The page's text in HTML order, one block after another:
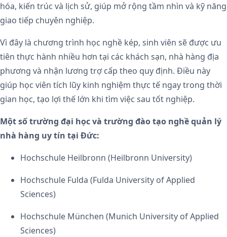
hóa, kiến trúc và lịch sử, giúp mở rộng tầm nhìn và kỹ năng
giao tiếp chuyên nghiệp.
Vì đây là chương trình học nghề kép, sinh viên sẽ được ưu
tiên thực hành nhiều hơn tại các khách sạn, nhà hàng địa
phương và nhận lương trợ cấp theo quy định. Điều này
giúp học viên tích lũy kinh nghiệm thực tế ngay trong thời
gian học, tạo lợi thế lớn khi tìm việc sau tốt nghiệp.
Một số trường đại học và trường đào tạo nghề quản lý
nhà hàng uy tín tại Đức:
Hochschule Heilbronn (Heilbronn University)
Hochschule Fulda (Fulda University of Applied
Sciences)
Hochschule München (Munich University of Applied
Sciences)